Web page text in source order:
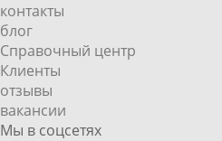
контакты
блог
Справочный центр
Клиенты
отзывы
вакансии
Мы в соцсетях